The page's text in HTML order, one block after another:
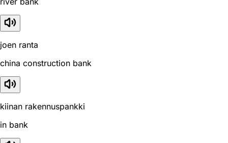
joen ranta
china construction bank
kiinan rakennuspankki
in bank